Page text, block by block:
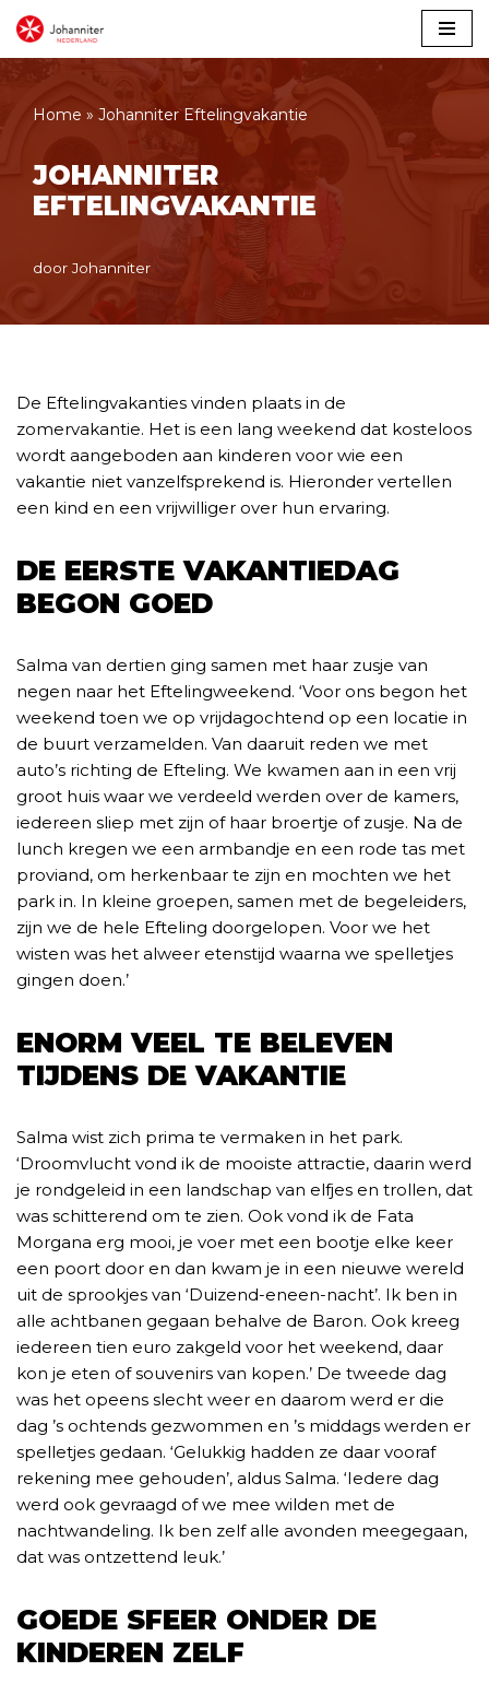
Meteen
deHome » Johanniter Eftelingvakantie
JOHANNITER
EFTELINGVAKANTIE
doorJohanniter
De Eftelingvakanties vinden plaats in de
zomervakantie. Het is een lang weekend dat kosteloos
wordt aangeboden aan kinderen voor wie een
vakantie niet vanzelfsprekend is. Hieronder vertellen
een kind en een vrijwilliger over hun ervaring.
DE EERSTE VAKANTIEDAG
BEGON GOED
Salma van dertien ging samen met haar zusje van
negen naar het Eftelingweekend. ‘Voor ons begon het
weekend toen we op vrijdagochtend op een locatie in
de buurt verzamelden. Van daaruit reden we met
auto’s richting de Efteling. We kwamen aan in een vrij
groot huis waar we verdeeld werden over de kamers,
iedereen sliep met zijn of haar broertje of zusje. Na de
lunch kregen we een armbandje en een rode tas met
proviand, om herkenbaar te zijn en mochten we het
park in. In kleine groepen, samen met de begeleiders,
zijn we de hele Efteling doorgelopen. Voor we het
wisten was het alweer etenstijd waarna we spelletjes
gingen doen.’
ENORM VEEL TE BELEVEN
TIJDENS DE VAKANTIE
Salma wist zich prima te vermaken in het park.
‘Droomvlucht vond ik de mooiste attractie, daarin werd
je rondgeleid in een landschap van elfjes en trollen, dat
was schitterend om te zien. Ook vond ik de Fata
Morgana erg mooi, je voer met een bootje elke keer
een poort door en dan kwam je in een nieuwe wereld
uit de sprookjes van ‘Duizend-eneen-nacht’. Ik ben in
alle achtbanen gegaan behalve de Baron. Ook kreeg
iedereen tien euro zakgeld voor het weekend, daar
kon je eten of souvenirs van kopen.’ De tweede dag
was het opeens slecht weer en daarom werd er die
dag ’s ochtends gezwommen en ’s middags werden er
spelletjes gedaan. ‘Gelukkig hadden ze daar vooraf
rekening mee gehouden’, aldus Salma. ‘Iedere dag
werd ook gevraagd of we mee wilden met de
nachtwandeling. Ik ben zelf alle avonden meegegaan,
dat was ontzettend leuk.’
GOEDE SFEER ONDER DE
KINDEREN ZELF